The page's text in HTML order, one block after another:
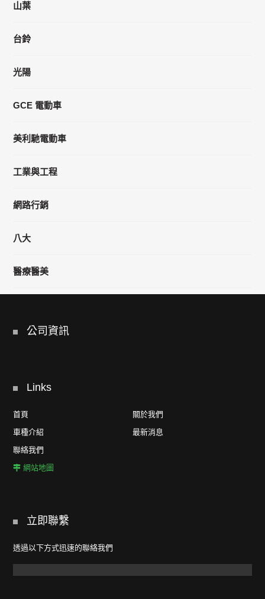
山葉
台鈴
光陽
GCE 電動車
美利馳電動車
工業與工程
網路行銷
八大
醫療醫美
公司資訊
Links
首頁
關於我們
車種介紹
最新消息
聯絡我們
網站地圖
立即聯繫
透過以下方式迅速的聯絡我們